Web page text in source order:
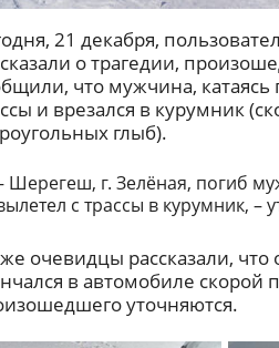
21 декабря,
о трагедии,
что мужчина, катаясь
и врезался в курумник
глыб).
Шерегеш, г. Зелёная, погиб
с трассы в курумник, –
очевидцы рассказали,
в автомобиле скорой
уточняются.